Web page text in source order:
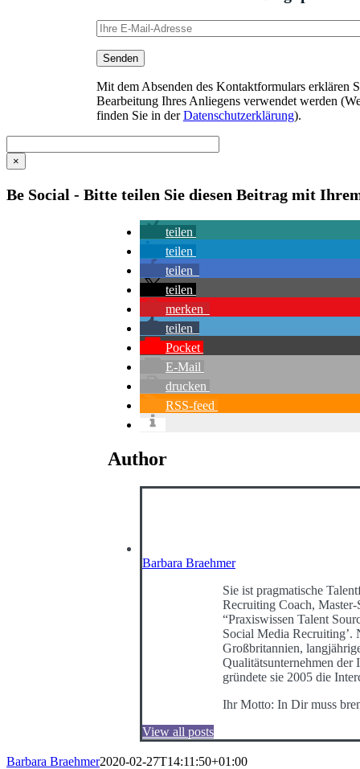
Mit dem Absenden des Kontaktformulars erklären
Bearbeitung Ihres Anliegens verwendet werden
finden Sie in derDatenschutzerklärung).
×
Be Social - Bitte teilen Sie diesen Beitrag mit
teilen
teilen
teilen
teilen
merken
teilen
Pocket
E-Mail
drucken
RSS-feed
Author
Barbara Braehmer
Sie ist pragmatische
Recruiting Coach,
“Praxiswissen Talent
Social Media
Großbritannien,
Qualitätsunternehmen der
gründete sie 2005 die
Ihr Motto: In Dir muss
View all posts
Barbara Braehmer2020-02-27T14:11:50+01:00